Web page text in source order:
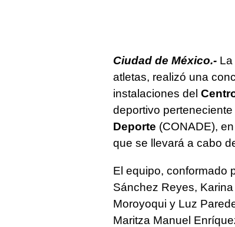
Ciudad de México.- La
atletas, realizó una
instalaciones del
deportivo perteneciente
Deporte (CONADE),
que se llevará a cabo
El equipo, conformado
Sánchez Reyes,
Moroyoqui y Luz
Maritza Manuel